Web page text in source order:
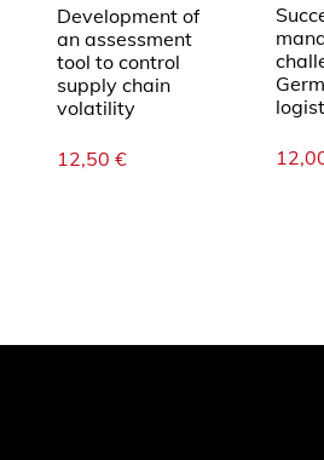
Development of
an assessment
tool to control
supply chain
volatility
12,50 €